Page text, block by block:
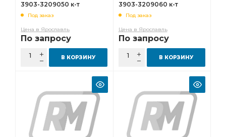
3903-3209050 к-т
Под заказ
Цена в Ярославль
По запросу
В КОРЗИНУ
3903-3209060 к-т
Под заказ
Цена в Ярославль
По запросу
В КОРЗИНУ